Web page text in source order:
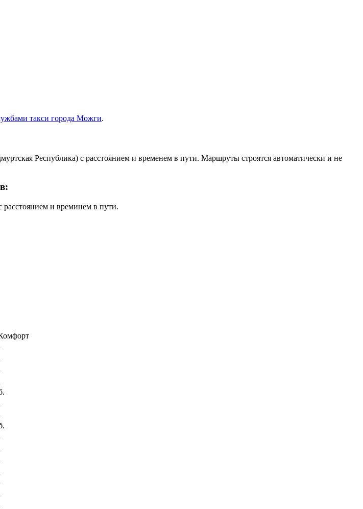
такси города Можги.
Республика) с расстоянием и временем в пути. Маршруты строятся автоматически и не
:
и времинем в пути.